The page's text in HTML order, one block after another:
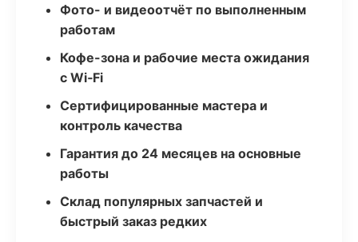
Фото- и видеоотчёт по выполненным
работам
Кофе-зона и рабочие места ожидания
с Wi‑Fi
Сертифицированные мастера и
контроль качества
Гарантия до 24 месяцев на основные
работы
Склад популярных запчастей и
быстрый заказ редких